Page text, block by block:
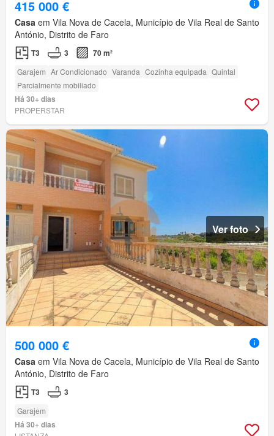
415 000 €
Casa em Vila Nova de Cacela, Município de Vila Real de Santo
António, Distrito de Faro
T3 3 70 m²
Garajem Ar Condicionado Varanda Cozinha equipada Quintal
Parcialmente mobiliado
Há 30+ dias
PROPERSTAR
Ver foto
500 000 €
Casa em Vila Nova de Cacela, Município de Vila Real de Santo
António, Distrito de Faro
T3 3
Garajem
Há 30+ dias